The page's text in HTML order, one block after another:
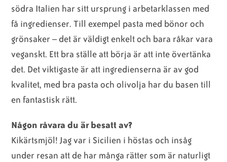
södra Italien har sitt ursprung i arbetarklassen med
få ingredienser. Till exempel pasta med bönor och
grönsaker – det är väldigt enkelt och bara råkar vara
veganskt. Ett bra ställe att börja är att inte övertänka
det. Det viktigaste är att ingredienserna är av god
kvalitet, med bra pasta och olivolja har du basen till
en fantastisk rätt.
Någon råvara du är besatt av?
Kikärtsmjöl! Jag var i Sicilien i höstas och insåg
under resan att de har många rätter som är naturligt